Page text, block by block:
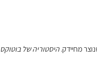
מחיידק.היסטוריה של בוטוקס